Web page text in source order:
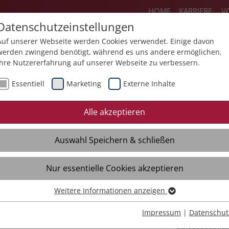
HOME KARRIERE
Produkte
Service und Produkte
Fakten
Arbeitswelten
Landleben
Forstbetrieb
Gebäude- und
unserer Webseite werden Cookies verwendet. Einige davon
zwingend benötigt, während es uns andere ermöglichen,
Nutzererfahrung auf unserer Webseite zu verbessern.
Essentiell Marketing Externe Inhalte
Alle akzeptieren
Auswahl Speichern & schließen
Nur essentielle Cookies akzeptieren
Essentielle Cookies werden für grundlegende Funktionen der
Weitere Informationen anzeigen
Impressum |